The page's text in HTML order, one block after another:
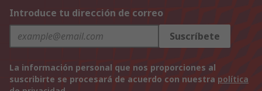
Introduce tu dirección de correo
Suscríbete
La información personal que nos proporciones al
suscribirte se procesará de acuerdo con nuestra política